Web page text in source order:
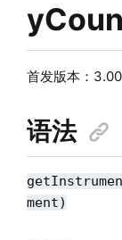
首发版本：
语法
ment)